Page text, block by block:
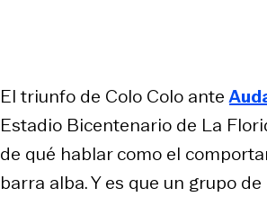
El triunfo de Colo Colo ante
Estadio Bicentenario de La
de qué hablar como el
barra alba. Y es que un grupo